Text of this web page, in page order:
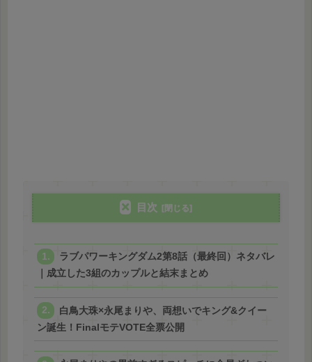
目次
ラブパワーキングダム2第8話（最終回）ネタバレ
｜成立した3組のカップルと結末まとめ
白鳥大珠×永尾まりや、両想いでキング&クイー
ン誕生！FinalモテVOTE全票公開